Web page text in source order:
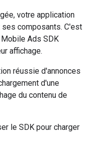
votre application
ses composants. C'est
Ads SDK
affichage.
réussie d'annonces
d'une
du contenu de
le SDK pour charger